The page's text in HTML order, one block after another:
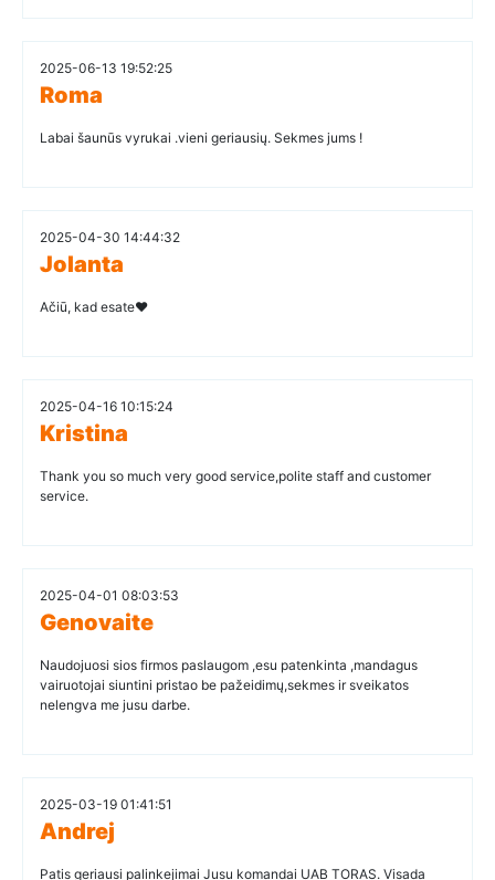
2025-06-13 19:52:25
Roma
Labai šaunūs vyrukai .vieni geriausių. Sekmes jums !
2025-04-30 14:44:32
Jolanta
Ačiū, kad esate❤️
2025-04-16 10:15:24
Kristina
Thank you so much very good service,polite staff and customer
service.
2025-04-01 08:03:53
Genovaite
Naudojuosi sios firmos paslaugom ,esu patenkinta ,mandagus
vairuotojai siuntini pristao be pažeidimų,sekmes ir sveikatos
nelengva me jusu darbe.
2025-03-19 01:41:51
Andrej
Patis geriausi palinkejimai Jusu komandai UAB TORAS. Visada